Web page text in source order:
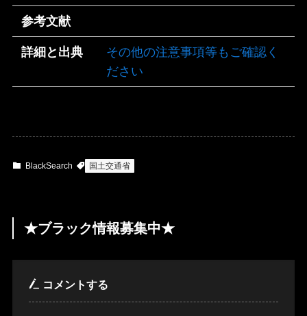
参考文献
詳細と出典
その他の注意事項等もご確認く
ださい
BlackSearch 国土交通省
★ブラック情報募集中★
コメントする